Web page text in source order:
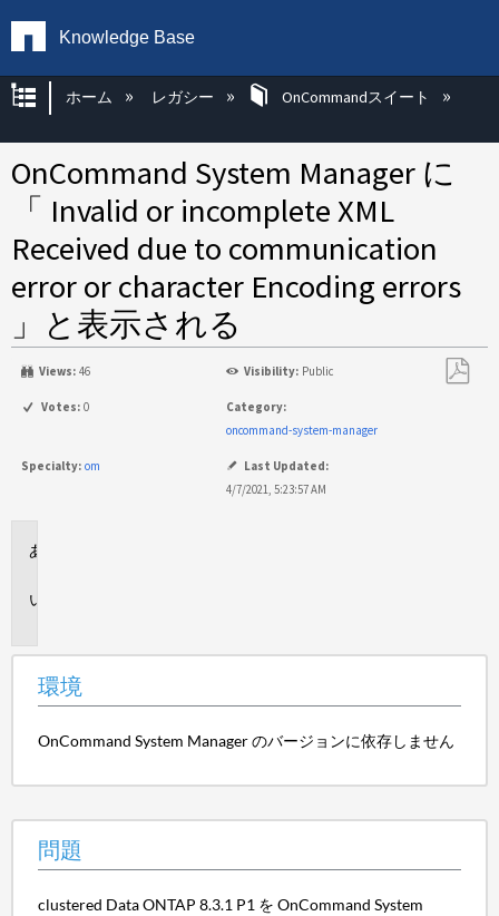
Knowledge Base
グローバル階層を展開/折りたたむ
ホーム レガシー OnCommandスイート
OnCommand System Manager に
「 Invalid or incomplete XML
Received due to communication
error or character Encoding errors
」と表示される
Views: 46 Visibility: Public
Votes: 0
Category:
oncommand-system-manager
Specialty: om
Last Updated:
4/7/2021, 5:23:57 AM
環境
OnCommand System Manager のバージョンに依存しません
問題
clustered Data ONTAP 8.3.1 P1 を OnCommand System